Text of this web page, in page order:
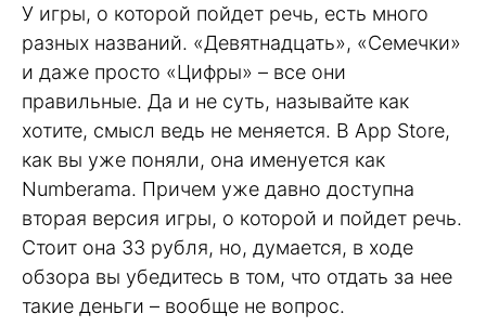
У игры, о которой пойдет речь, есть много
разных названий. «Девятнадцать», «Семечки»
и даже просто «Цифры» – все они
правильные. Да и не суть, называйте как
хотите, смысл ведь не меняется. В App Store,
как вы уже поняли, она именуется как
Numberama. Причем уже давно доступна
вторая версия игры, о которой и пойдет речь.
Стоит она 33 рубля, но, думается, в ходе
обзора вы убедитесь в том, что отдать за нее
такие деньги – вообще не вопрос.